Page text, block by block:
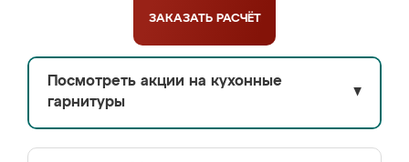
ЗАКАЗАТЬ РАСЧЁТ
Посмотреть акции на кухонные
гарнитуры
▼